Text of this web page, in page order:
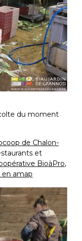
du moment
de Chalon-
et
BioàPro,
en amap